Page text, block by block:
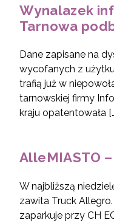
Wynalazek
Tarnowa
Dane zapisane na
wycofanych z
trafią już w
tarnowskiej firmy
kraju opatentowała
AlleMIASTO
W najbliższą
zawita Truck
zaparkuje przy CH